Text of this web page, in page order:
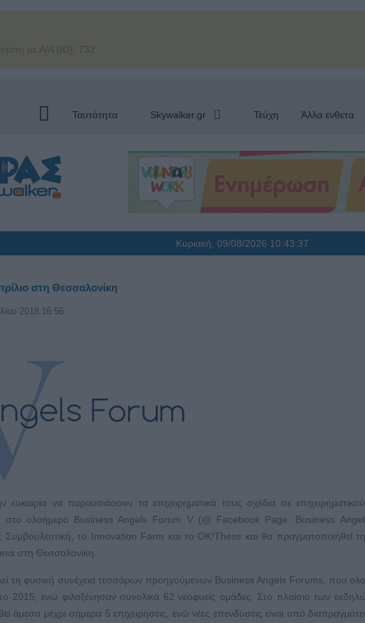
με Α/Α (ID): 732
Ταυτότητα Skywalker.gr Τεύχη Άλλα ένθετα
Κυριακή, 09/08/2026 10:43:37
στη Θεσσαλονίκη
2018 16:56
ευκαιρία να παρουσιάσουν τα επιχειρηματικά τους σχέδια σε
στο ολοήμερο Business Angels Forum V (@ Facebook Page: Business
Συμβουλευτική, το Innovation Farm και το OK!Thess και θα πραγματοποιηθεί
στη Θεσσαλονίκη.
τη φυσική συνέχεια τεσσάρων προηγούμενων Business Angels Forums, που
2015, ενώ φιλοξένησαν συνολικά 62 νεοφυείς ομάδες. Στο πλαίσιο των
άμεσα μέχρι σήμερα 5 επιχειρήσεις, ενώ νέες επενδύσεις είναι υπό